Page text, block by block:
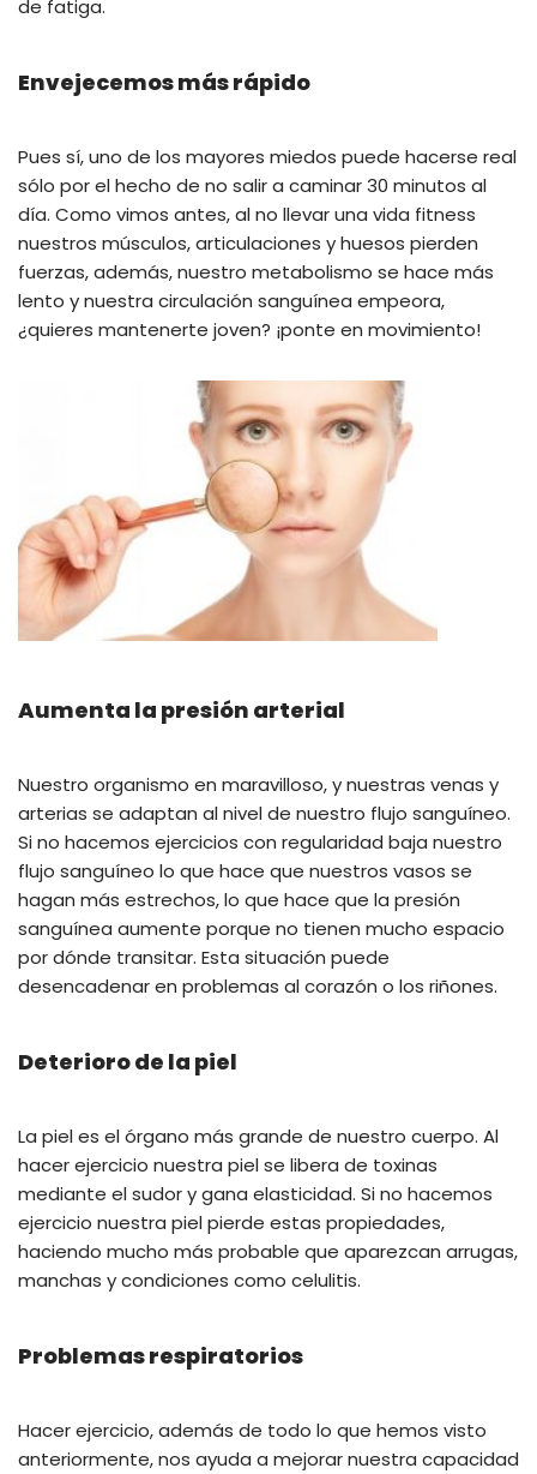
de fatiga.
Envejecemos más rápido
Pues sí, uno de los mayores miedos puede hacerse real
sólo por el hecho de no salir a caminar 30 minutos al
día. Como vimos antes, al no llevar una vida fitness
nuestros músculos, articulaciones y huesos pierden
fuerzas, además, nuestro metabolismo se hace más
lento y nuestra circulación sanguínea empeora,
¿quieres mantenerte joven? ¡ponte en movimiento!
Aumenta la presión arterial
Nuestro organismo en maravilloso, y nuestras venas y
arterias se adaptan al nivel de nuestro flujo sanguíneo.
Si no hacemos ejercicios con regularidad baja nuestro
flujo sanguíneo lo que hace que nuestros vasos se
hagan más estrechos, lo que hace que la presión
sanguínea aumente porque no tienen mucho espacio
por dónde transitar. Esta situación puede
desencadenar en problemas al corazón o los riñones.
Deterioro de la piel
La piel es el órgano más grande de nuestro cuerpo. Al
hacer ejercicio nuestra piel se libera de toxinas
mediante el sudor y gana elasticidad. Si no hacemos
ejercicio nuestra piel pierde estas propiedades,
haciendo mucho más probable que aparezcan arrugas,
manchas y condiciones como celulitis.
Problemas respiratorios
Hacer ejercicio, además de todo lo que hemos visto
anteriormente, nos ayuda a mejorar nuestra capacidad